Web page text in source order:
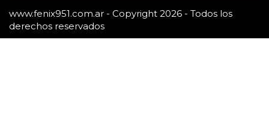
www.fenix951.com.ar - Copyright 2026 - Todos los
derechos reservados